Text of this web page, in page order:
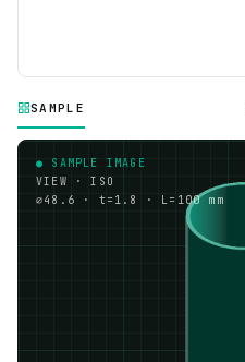
SAMPLE
● SAMPLE IMAGE
VIEW · ISO
⌀48.6 · t=1.8 · L=100 mm